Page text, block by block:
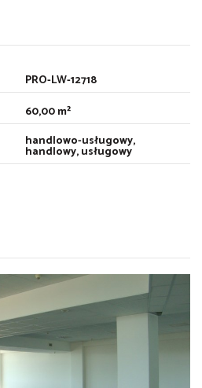
PRO-LW-12718
60,00 m²
handlowo-usługowy,
handlowy, usługowy